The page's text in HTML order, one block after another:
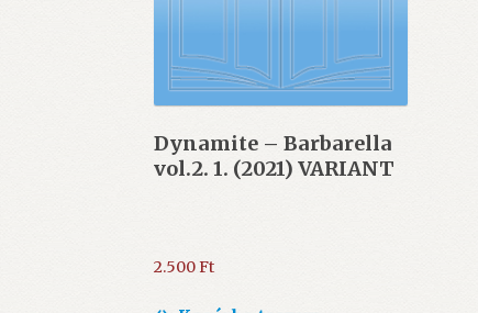
Dynamite – Barbarella
vol.2. 1. (2021) VARIANT
2.500Ft